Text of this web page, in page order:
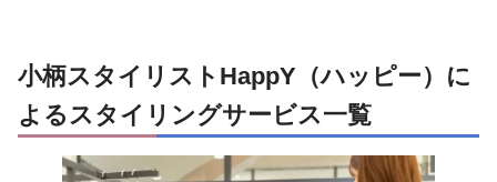
小柄スタイリストHappY（ハッピー）に
よるスタイリングサービス一覧